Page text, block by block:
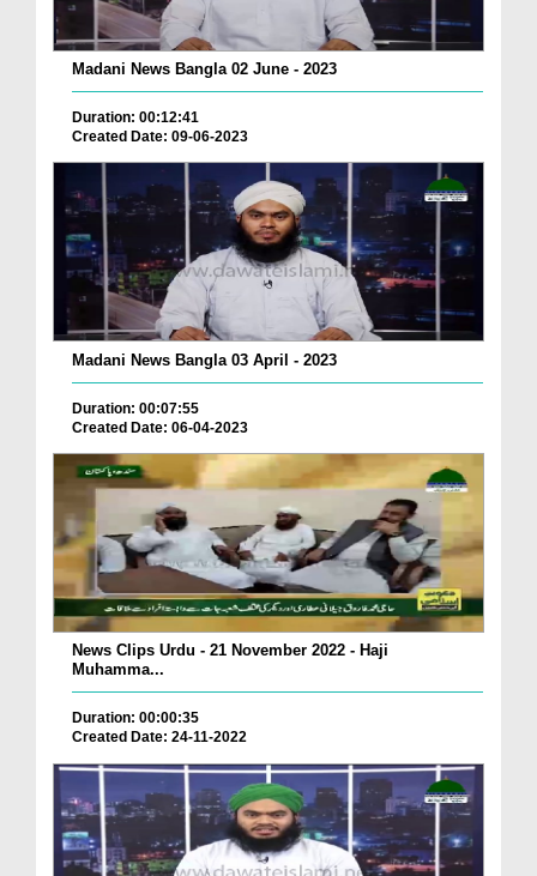
Madani News Bangla 02 June - 2023
Duration: 00:12:41
Created Date: 09-06-2023
Madani News Bangla 03 April - 2023
Duration: 00:07:55
Created Date: 06-04-2023
News Clips Urdu - 21 November 2022 - Haji
Muhamma...
Duration: 00:00:35
Created Date: 24-11-2022